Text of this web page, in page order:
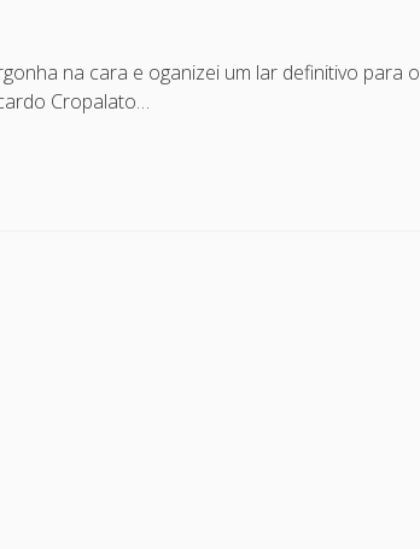
na cara e oganizei um lar definitivo para o
Cropalato…